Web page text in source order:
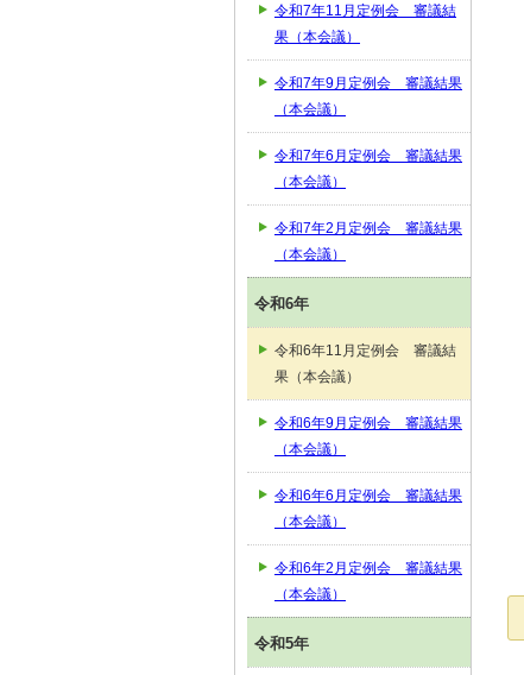
令和7年11月定例会 審議結
果（本会議）
令和7年9月定例会 審議結果
（本会議）
令和7年6月定例会 審議結果
（本会議）
令和7年2月定例会 審議結果
（本会議）
令和6年
令和6年11月定例会 審議結
果（本会議）
令和6年9月定例会 審議結果
（本会議）
令和6年6月定例会 審議結果
（本会議）
令和6年2月定例会 審議結果
（本会議）
令和5年